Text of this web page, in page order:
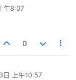
午8:07
0
日 上午10:57